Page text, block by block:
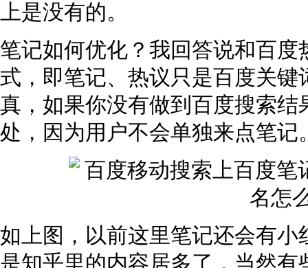
上是没有的。
笔记如何优化？我回答说和百
式，即笔记、热议只是百度关
真，如果你没有做到百度搜索
处，因为用户不会单独来点笔记
如上图，以前这里笔记还会有
是知乎里的内容居多了，当然